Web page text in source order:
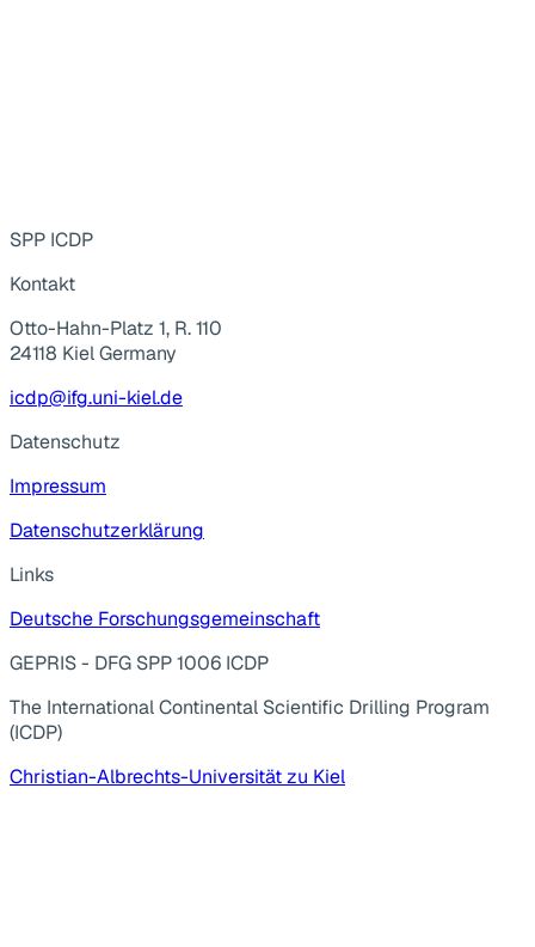
SPP ICDP
Kontakt
Otto-Hahn-Platz 1, R. 110
24118 Kiel Germany
icdp@ifg.uni-kiel.de
Datenschutz
Impressum
Datenschutzerklärung
Links
Deutsche Forschungsgemeinschaft
GEPRIS - DFG SPP 1006 ICDP
The International Continental Scientific Drilling Program
(ICDP)
Christian-Albrechts-Universität zu Kiel